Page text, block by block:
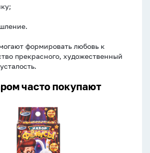
формировать любовь к
прекрасного, художественный
часто покупают